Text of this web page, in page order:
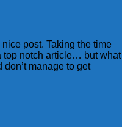
post. Taking the time
top notch article… but what
manage to get